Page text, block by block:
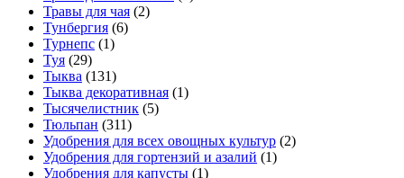
Травы для чая (2)
Тунбергия (6)
Турнепс (1)
Туя (29)
Тыква (131)
Тыква декоративная (1)
Тысячелистник (5)
Тюльпан (311)
Удобрения для всех овощных культур (2)
Удобрения для гортензий и азалий (1)
Удобрения для капусты (1)